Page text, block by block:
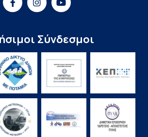
Σύνδεσμοι